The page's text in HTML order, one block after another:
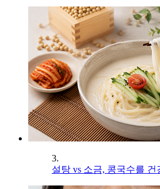
3.
설탕 vs 소금, 콩국수를 건